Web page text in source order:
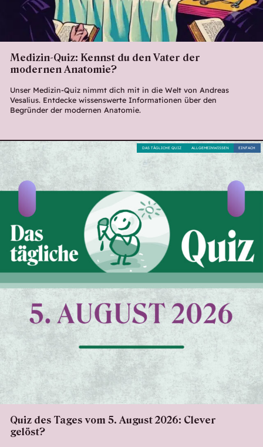
Medizin-Quiz: Kennst du den Vater der
modernen Anatomie?
Unser Medizin-Quiz nimmt dich mit in die Welt von Andreas
Vesalius. Entdecke wissenswerte Informationen über den
Begründer der modernen Anatomie.
Quiz des Tages vom 5. August 2026: Clever
gelöst?
EINFACH
ALLGEMEINWISSEN
DAS TÄGLICHE QUIZ